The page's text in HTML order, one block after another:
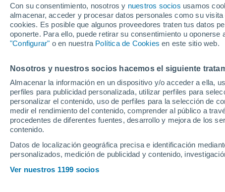
Con su consentimiento, nosotros y nuestros socios usamos
almacenar, acceder y procesar datos personales como su
cookies. Es posible que algunos proveedores traten tus datos
oponerte. Para ello, puede retirar su consentimiento u
"Configurar" o en nuestra Política de Cookies en este sitio web.
Nosotros y nuestros socios hacemos el siguiente
Almacenar la información en un dispositivo y/o acceder a ella,
perfiles para publicidad personalizada, utilizar perfiles para
personalizar el contenido, uso de perfiles para la selección de
medir el rendimiento del contenido, comprender al público a
procedentes de diferentes fuentes, desarrollo y mejora de los
contenido.
Datos de localización geográfica precisa e identificación
personalizados, medición de publicidad y contenido,
Ver nuestros 1199 socios
33°
23°
Guayaquil
Colimes
28°
17°
Pindal
25°
23°
Salinas
23°